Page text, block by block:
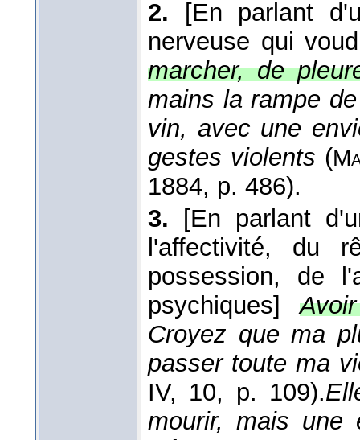
2.
[En parlant
nerveuse qui
marcher, de
mains la rampe
vin, avec une
gestes violents (
1884, p. 486).
3.
[En parlant
l'affectivité, du
possession, de
psychiques]
Croyez que ma
passer toute ma
IV, 10, p. 109).
mourir, mais une